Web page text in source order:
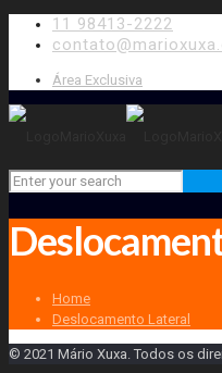
11 98413-2222
Área Exclusiva
Home
Deslocamento Lateral
© 2021 Mário Xuxa. Todos os